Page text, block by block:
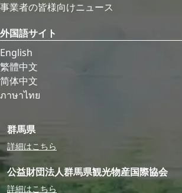
事業者の皆様向けニュース
外国語サイト
English
繁體中文
简体中文
ภาษาไทย
群馬県
詳細はこちら
公益財団法人群馬県観光物産国際協会
詳細はこちら